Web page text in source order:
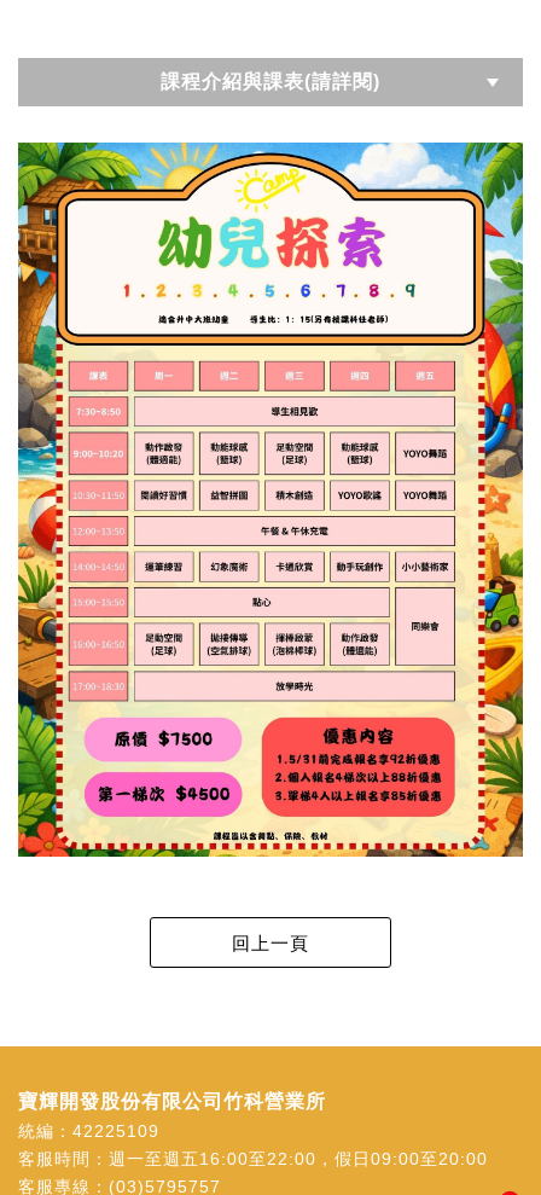
課程介紹與課表(請詳閱)
寶輝開發股份有限公司竹科營業所
統編：42225109
客服時間：週一至週五16:00至22:00，假日09:00至20:00
客服專線： (03)5795757